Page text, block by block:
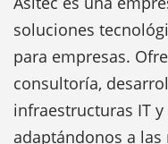
soluciones
para empresas.
consultoría,
infraestructuras IT
adaptándonos a